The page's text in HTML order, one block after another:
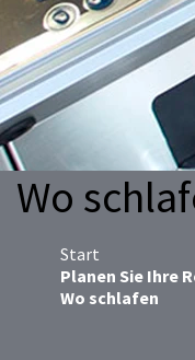
Wo
Start
Planen Sie Ihre
Wo schlafen